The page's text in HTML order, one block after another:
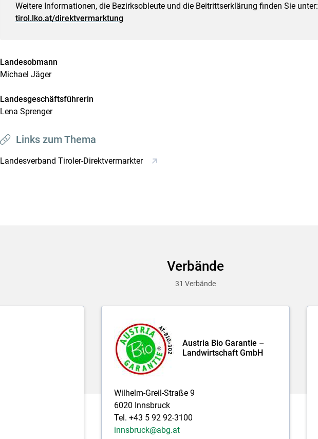
Weitere Informationen, die Bezirksobleute und die Beitrittserklärung finden Sie unter:
tirol.lko.at/direktvermarktung
Landesobmann
Michael Jäger
Landesgeschäftsführerin
Lena Sprenger
Links zum Thema
Landesverband Tiroler-Direktvermarkter
Verbände
31 Verbände
Austria Bio Garantie –
Landwirtschaft GmbH
Wilhelm-Greil-Straße 9
6020 Innsbruck
Tel. +43 5 92 92-3100
innsbruck@abg.at